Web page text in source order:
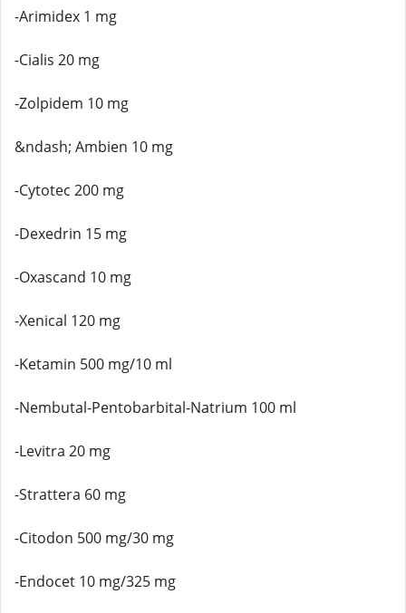
-Arimidex 1 mg
-Cialis 20 mg
-Zolpidem 10 mg
&ndash; Ambien 10 mg
-Cytotec 200 mg
-Dexedrin 15 mg
-Oxascand 10 mg
-Xenical 120 mg
-Ketamin 500 mg/10 ml
-Nembutal-Pentobarbital-Natrium 100 ml
-Levitra 20 mg
-Strattera 60 mg
-Citodon 500 mg/30 mg
-Endocet 10 mg/325 mg